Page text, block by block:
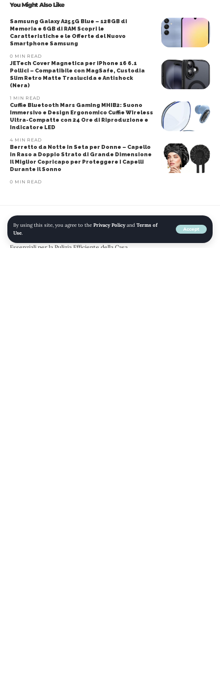
By using this site, you agree to the Privacy Policyand Terms of
Use.
Accept
You Might Also Like
Samsung Galaxy A25 5G Blue – 128GB di
Memoria e 6GB di RAM Scopri le
Caratteristiche e le Offerte del Nuovo
Smartphone Samsung
0 MIN READ
JETech Cover Magnetica per iPhone 16 6.1
Pollici – Compatibile con MagSafe, Custodia
Slim Retro Matte Traslucida e Antishock
(Nera)
1 MIN READ
Cuffie Bluetooth Mars Gaming MHIB2: Suono
Immersivo e Design Ergonomico Cuffie Wireless
Ultra-Compatte con 24 Ore di Riproduzione e
Indicatore LED
4 MIN READ
Berretto da Notte in Seta per Donne – Capello
in Raso a Doppio Strato di Grande Dimensione
Il Miglior Copricapo per Proteggere i Capelli
Durante il Sonno
0 MIN READ
Home» Blog »Serbatoio dell’Acqua Dolce di Ricambio per Aspirapolvere
Wet & Dry Tineco Floor One S7 Pro – Confezione da 1 Accessori
Essenziali per la Pulizia Efficiente della Casa